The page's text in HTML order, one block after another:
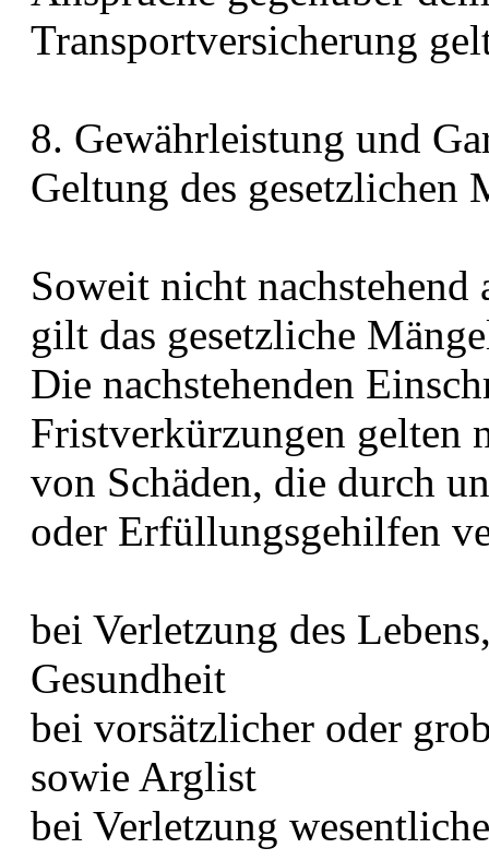
Transportversicherung
8. Gewährleistung und
Geltung des gesetzlichen
Soweit nicht
gilt das gesetzliche
Die nachstehenden
Fristverkürzungen gelten
von Schäden, die durch
oder Erfüllungsgehilfen
bei Verletzung des
Gesundheit
bei vorsätzlicher oder
sowie Arglist
bei Verletzung